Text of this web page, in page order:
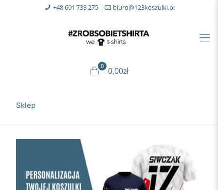
+48 601 733 275 biuro@123koszulki.pl
0 0,00zł
Sklep